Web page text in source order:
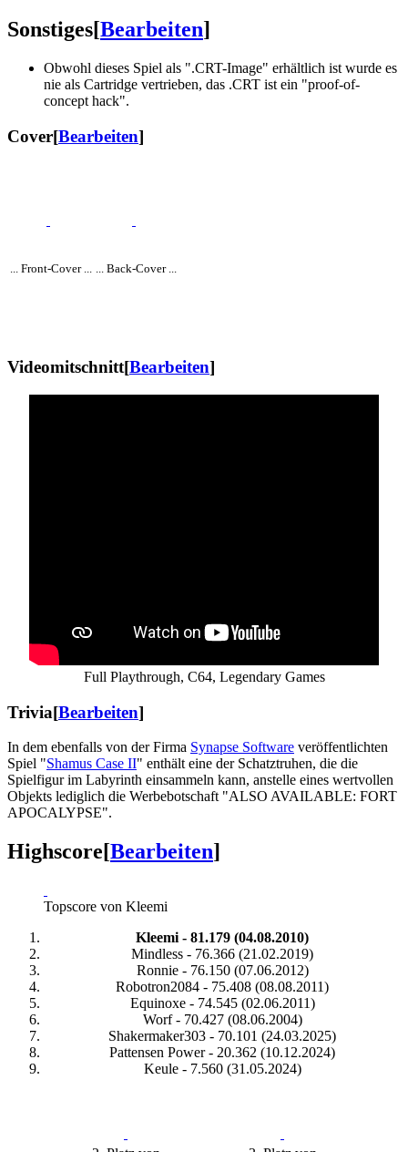
Sonstiges[Bearbeiten]
Obwohl dieses Spiel als ".CRT-Image" erhältlich ist wurde es
nie als Cartridge vertrieben, das .CRT ist ein "proof-of-
concept hack".
Cover[Bearbeiten]
... Front-Cover ... ... Back-Cover ...
Videomitschnitt[Bearbeiten]
Full Playthrough, C64, Legendary Games
Trivia[Bearbeiten]
In dem ebenfalls von der Firma Synapse Software veröffentlichten
Spiel "Shamus Case II" enthält eine der Schatztruhen, die die
Spielfigur im Labyrinth einsammeln kann, anstelle eines wertvollen
Objekts lediglich die Werbebotschaft "ALSO AVAILABLE: FORT
APOCALYPSE".
Highscore[Bearbeiten]
Topscore von Kleemi
Kleemi - 81.179 (04.08.2010)
Mindless - 76.366 (21.02.2019)
Ronnie - 76.150 (07.06.2012)
Robotron2084 - 75.408 (08.08.2011)
Equinoxe - 74.545 (02.06.2011)
Worf - 70.427 (08.06.2004)
Shakermaker303 - 70.101 (24.03.2025)
Pattensen Power - 20.362 (10.12.2024)
Keule - 7.560 (31.05.2024)